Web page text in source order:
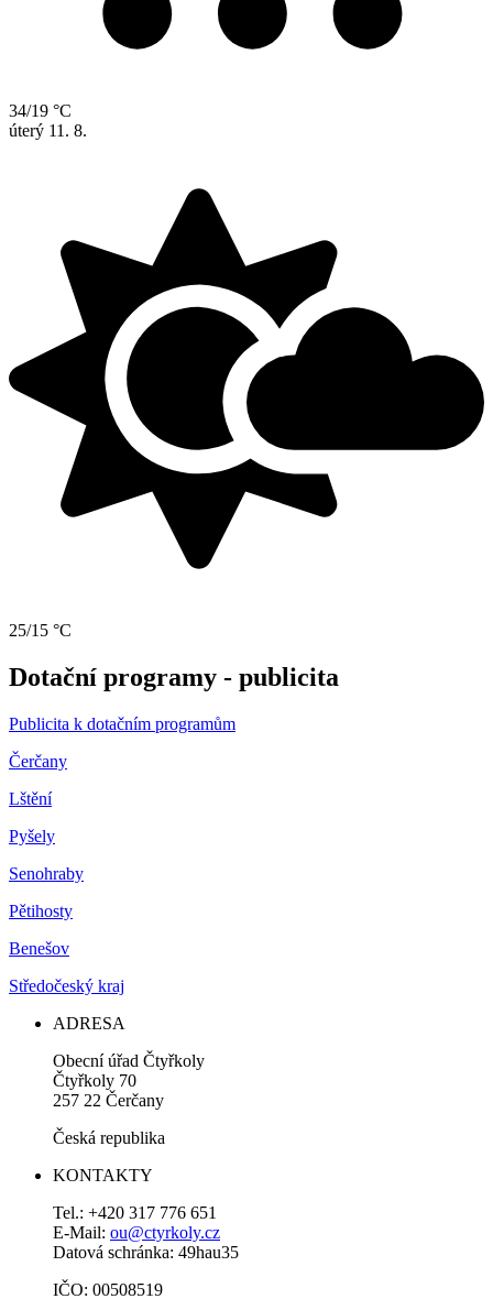
34/19 °C
úterý 11. 8.
25/15 °C
Dotační programy - publicita
Publicita k dotačním programům
Čerčany
Lštění
Pyšely
Senohraby
Pětihosty
Benešov
Středočeský kraj
ADRESA
Obecní úřad Čtyřkoly
Čtyřkoly 70
257 22 Čerčany
Česká republika
KONTAKTY
Tel.: +420 317 776 651
E-Mail: ou@ctyrkoly.cz
Datová schránka: 49hau35
IČO: 00508519